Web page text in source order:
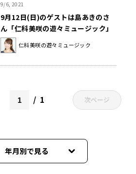
9/6, 2021
9月12日(日)のゲストは島あきのさ
ん「仁科美咲の遊々ミュージック」
仁科美咲の遊々ミュージック
1 次ページ
年月別で見る